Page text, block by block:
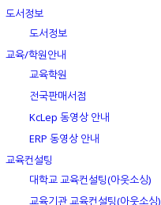
도서정보
도서정보
교육/학원안내
교육학원
전국판매서점
KcLep 동영상 안내
ERP 동영상 안내
교육컨설팅
대학교 교육컨설팅(아웃소싱)
교육기관 교육컨설팅(아웃소싱)